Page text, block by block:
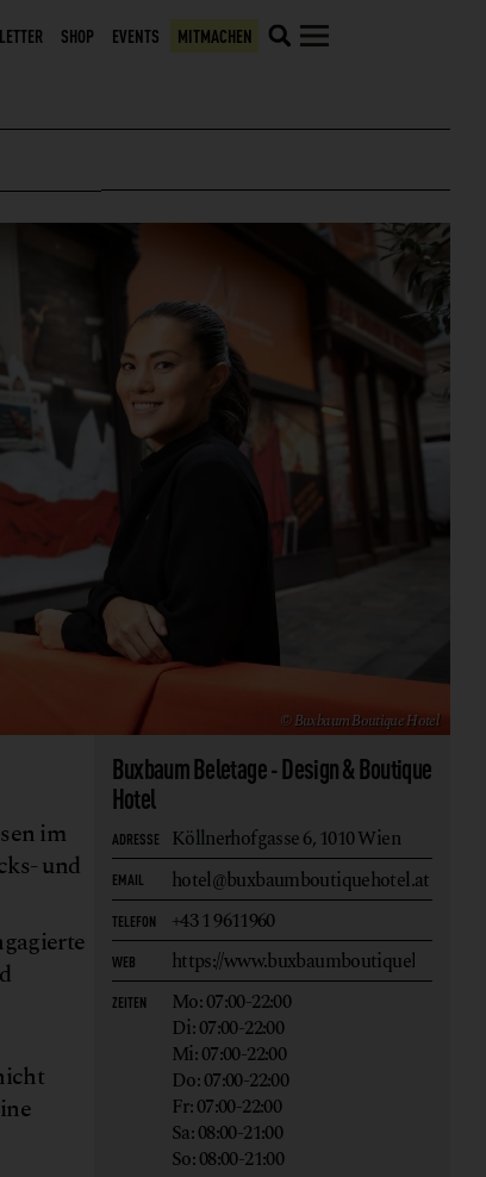
SHOP EVENTS MITMACHEN
© Buxbaum Boutique Hotel
im
und
Buxbaum Beletage - Design & Boutique
Hotel
ADRESSE Köllnerhofgasse 6,1010 Wien
EMAIL hotel@buxbaumboutiquehotel.at
TELEFON +43 1 9611960
WEB https://www.buxbaumboutiquehotel.at/
ZEITEN
Mo: 07:00-22:00
Di: 07:00-22:00
Mi: 07:00-22:00
Do: 07:00-22:00
Fr: 07:00-22:00
Sa: 08:00-21:00
So: 08:00-21:00